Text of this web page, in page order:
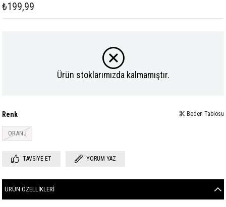
₺199,99
Ürün stoklarımızda kalmamıştır.
Renk
ORANJ
Beden Tablosu
TAVSIYE ET YORUM YAZ
ÜRÜN ÖZELLIKLERI